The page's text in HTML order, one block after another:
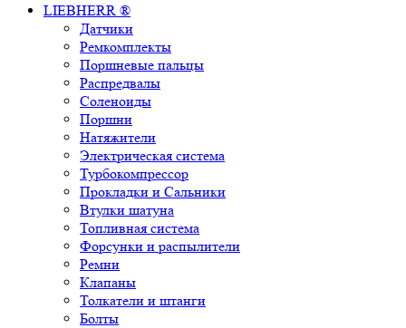
LIEBHERR ®
Датчики
Ремкомплекты
Поршневые пальцы
Распредвалы
Соленоиды
Поршни
Натяжители
Электрическая система
Турбокомпрессор
Прокладки и Сальники
Втулки шатуна
Топливная система
Форсунки и распылители
Ремни
Клапаны
Толкатели и штанги
Болты